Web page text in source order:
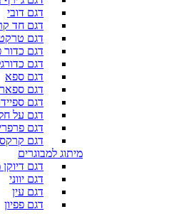
דגם דובי
דגם חד
דגם
דגם כדור
דגם
דגם ספא
דגם
דגם
דגם על
דגם
דגם קרקס
מיתוג למבוגרים
דגם דיוקן
דגם יווני
דגם עין
דגם פפיון